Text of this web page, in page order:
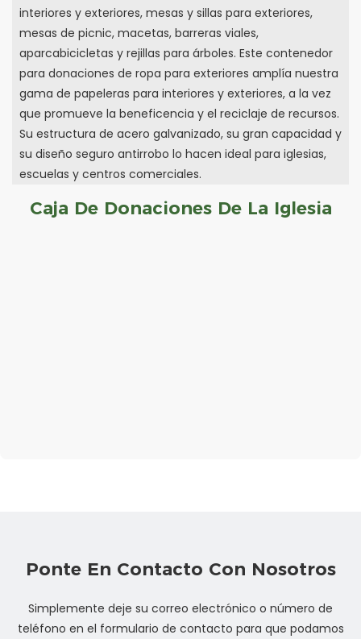
interiores y exteriores, mesas y sillas para exteriores,
mesas de picnic, macetas, barreras viales,
aparcabicicletas y rejillas para árboles. Este contenedor
para donaciones de ropa para exteriores amplía nuestra
gama de papeleras para interiores y exteriores, a la vez
que promueve la beneficencia y el reciclaje de recursos.
Su estructura de acero galvanizado, su gran capacidad y
su diseño seguro antirrobo lo hacen ideal para iglesias,
escuelas y centros comerciales.
Caja De Donaciones De La Iglesia
Ponte En Contacto Con Nosotros
Simplemente deje su correo electrónico o número de
teléfono en el formulario de contacto para que podamos